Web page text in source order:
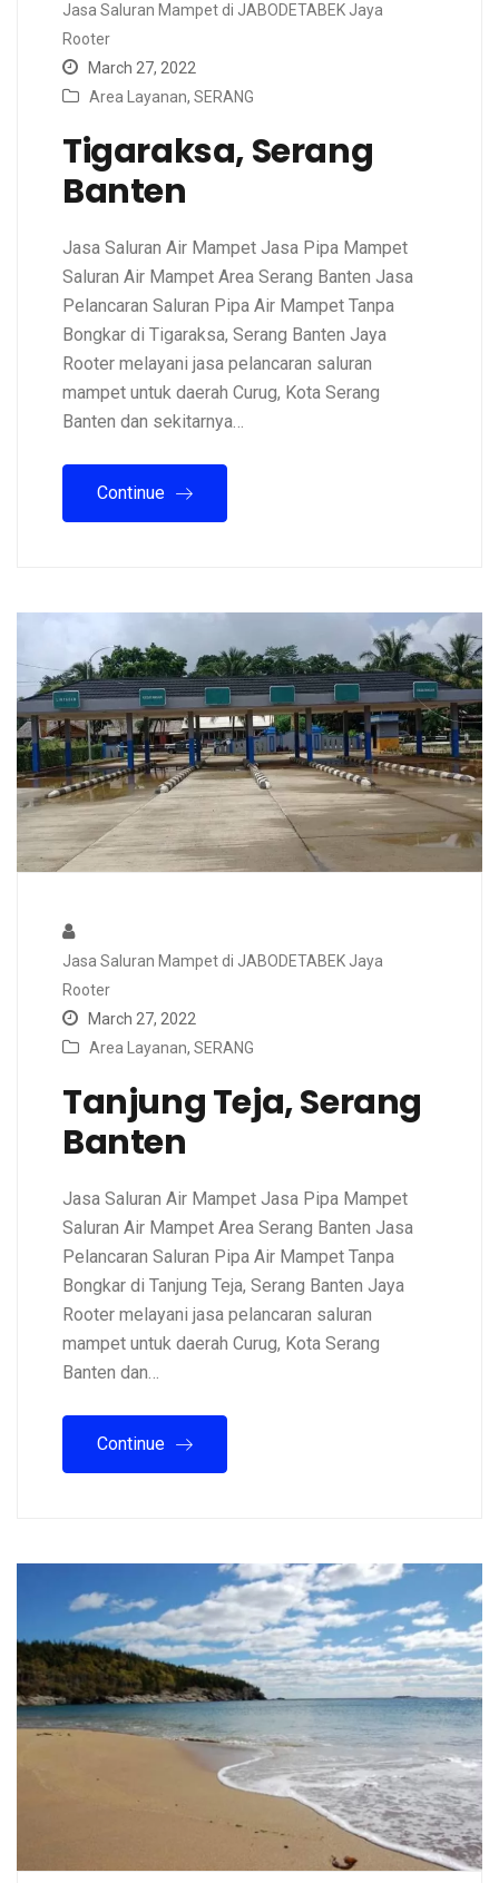
Jasa Saluran Mampet di JABODETABEK Jaya
Rooter
March 27, 2022
Area Layanan, SERANG
Tigaraksa, Serang
Banten
Jasa Saluran Air Mampet Jasa Pipa Mampet
Saluran Air Mampet Area Serang Banten Jasa
Pelancaran Saluran Pipa Air Mampet Tanpa
Bongkar di Tigaraksa, Serang Banten Jaya
Rooter melayani jasa pelancaran saluran
mampet untuk daerah Curug, Kota Serang
Banten dan sekitarnya…
Continue
Jasa Saluran Mampet di JABODETABEK Jaya
Rooter
March 27, 2022
Area Layanan, SERANG
Tanjung Teja, Serang
Banten
Jasa Saluran Air Mampet Jasa Pipa Mampet
Saluran Air Mampet Area Serang Banten Jasa
Pelancaran Saluran Pipa Air Mampet Tanpa
Bongkar di Tanjung Teja, Serang Banten Jaya
Rooter melayani jasa pelancaran saluran
mampet untuk daerah Curug, Kota Serang
Banten dan…
Continue